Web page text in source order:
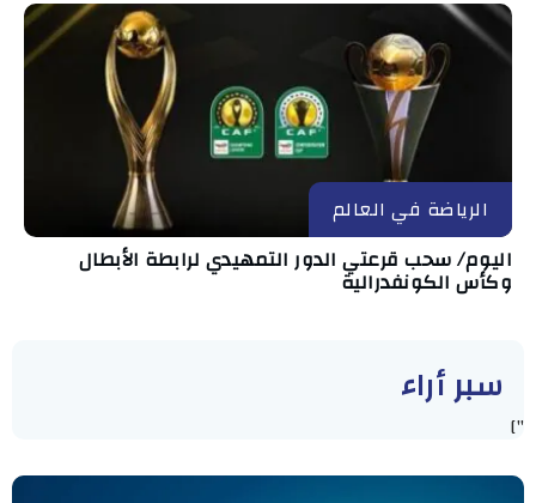
الرياضة في العالم
اليوم/ سحب قرعتي الدور التمهيدي لرابطة الأبطال
وكأس الكونفدرالية
سبر أراء
"]